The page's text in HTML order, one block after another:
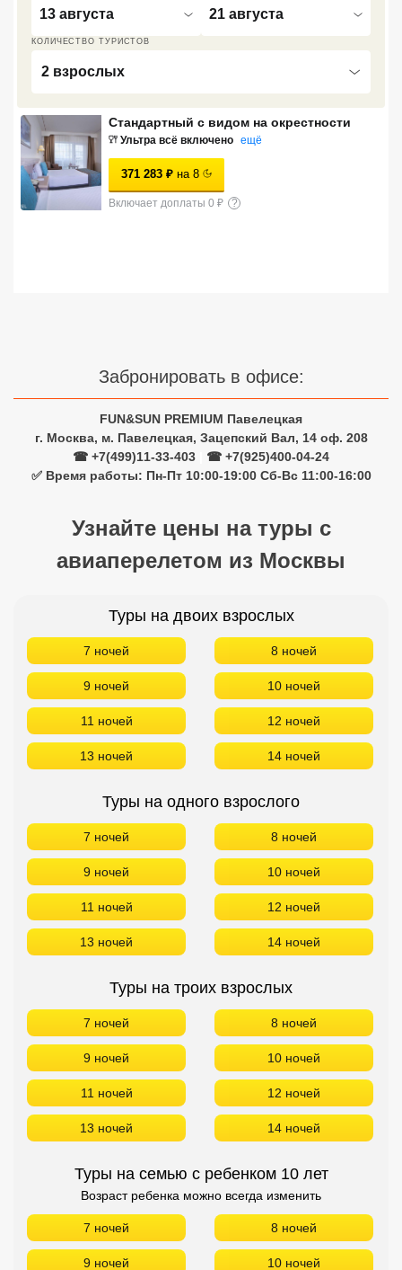
13 августа 21 августа
КОЛИЧЕСТВО ТУРИСТОВ
2 взрослых
Стандартный с видом на окрестности
Ультра всё включено ещё
371 283 ₽ на 8
Включает доплаты 0 ₽ ?
Забронировать в офисе:
FUN&SUN PREMIUM Павелецкая
г. Москва, м. Павелецкая, Зацепский Вал, 14 оф. 208
☎ +7(499)11-33-403
☎ +7(925)400-04-24
✅ Время работы: Пн-Пт 10:00-19:00 Сб-Вс 11:00-16:00
Узнайте цены на туры с
авиаперелетом из Москвы
Туры на двоих взрослых
7 ночей 8 ночей
9 ночей 10 ночей
11 ночей 12 ночей
13 ночей 14 ночей
Туры на одного взрослого
7 ночей 8 ночей
9 ночей 10 ночей
11 ночей 12 ночей
13 ночей 14 ночей
Туры на троих взрослых
7 ночей 8 ночей
9 ночей 10 ночей
11 ночей 12 ночей
13 ночей 14 ночей
Туры на семью с ребенком 10 лет
Возраст ребенка можно всегда изменить
7 ночей 8 ночей
9 ночей 10 ночей
звезды
Сетевые отели Турции
Сетевые отели Египта
Сетевые отели ОАЭ
Сетевые отели Таиланда
Сетевые отели Бали
Сетевые отели Сейшел
Сетевые отели Маврикия